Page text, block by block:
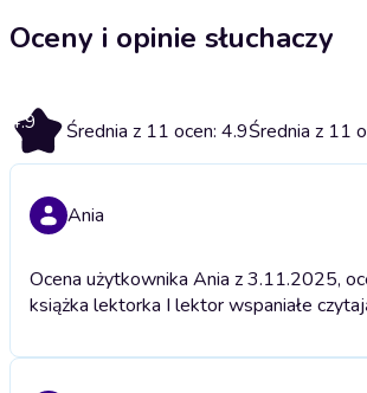
Oceny i opinie słuchaczy
4.9 Średnia z 11 ocen: 4.9Średnia z 11
Ania
Ocena użytkownika Ania z 3.11.2025,
książka lektorka I lektor wspaniałe